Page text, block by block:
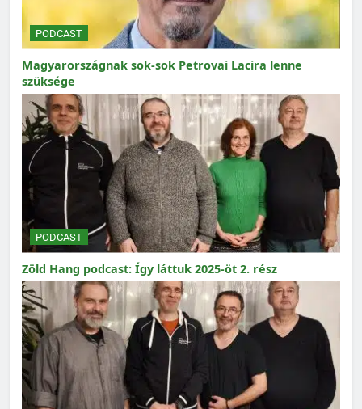
PODCAST
Magyarországnak sok-sok Petrovai Lacira lenne
szüksége
PODCAST
Zöld Hang podcast: Így láttuk 2025-öt 2. rész